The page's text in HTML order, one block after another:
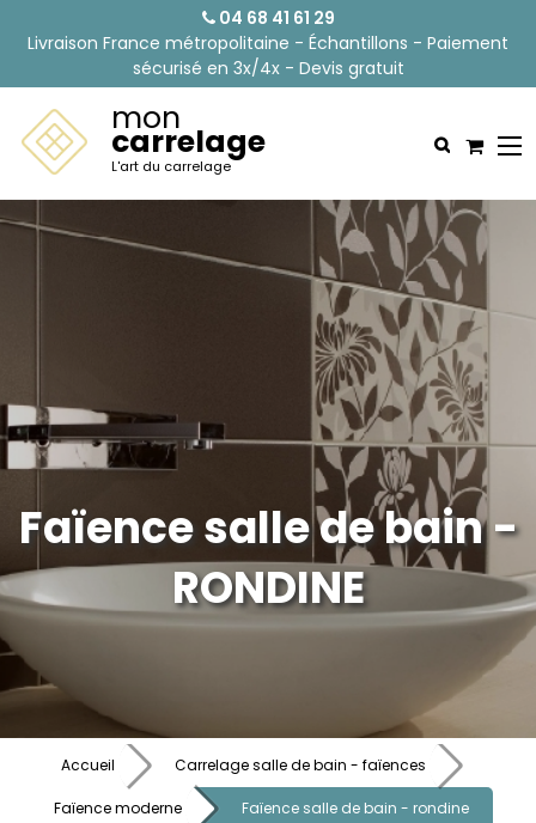
04 68 41 61 29
Livraison France métropolitaine - Échantillons - Paiement
sécurisé en 3x/4x - Devis gratuit
mon
carrelage
L'art du carrelage
Faïence salle de bain -
RONDINE
Accueil Carrelage salle de bain - faïences
Faïence moderne Faïence salle de bain - rondine